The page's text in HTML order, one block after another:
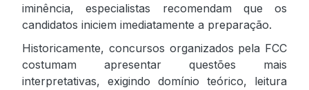
iminência, especialistas recomendam que os
candidatos iniciem imediatamente a preparação.
Historicamente, concursos organizados pela FCC
costumam apresentar questões mais
interpretativas, exigindo domínio teórico, leitura